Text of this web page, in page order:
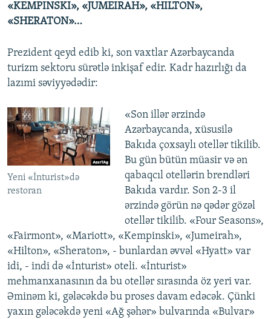
«KEMPINSKI», «JUMEIRAH», «HILTON»,
«SHERATON»…
Prezident qeyd edib ki, son vaxtlar Azərbaycanda
turizm sektoru sürətlə inkişaf edir. Kadr hazırlığı da
lazımi səviyyədədir:
Yeni «İnturist»də
restoran
«Son illər ərzində
Azərbaycanda, xüsusilə
Bakıda çoxsaylı otellər tikilib.
Bu gün bütün müasir və ən
qabaqcıl otellərin brendləri
Bakıda vardır. Son 2-3 il
ərzində görün nə qədər gözəl
otellər tikilib. «Four Seasons»,
«Fairmont», «Mariott», «Kempinski», «Jumeirah»,
«Hilton», «Sheraton», - bunlardan əvvəl «Hyatt» var
idi, - indi də «İnturist» oteli. «İnturist»
mehmanxanasının da bu otellər sırasında öz yeri var.
Əminəm ki, gələcəkdə bu proses davam edəcək. Çünki
yaxın gələcəkdə yeni «Ağ şəhər» bulvarında «Bulvar»